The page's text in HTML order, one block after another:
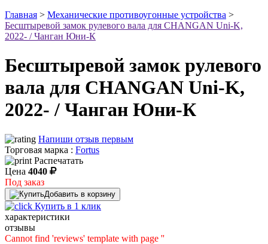
Главная > Механические противоугонные устройства >
Бесштыревой замок рулевого вала для CHANGAN Uni-K,
2022- / Чанган Юни-К
Бесштыревой замок рулевого
вала для CHANGAN Uni-K,
2022- / Чанган Юни-К
Напиши отзыв первым
Торговая марка : Fortus
Распечатать
Цена 4040
Под заказ
Добавить в корзину
Купить в 1 клик
характеристики
отзывы
Cannot find 'reviews' template with page ''